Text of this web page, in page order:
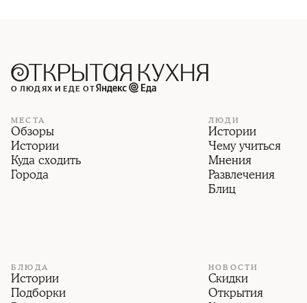
О ЛЮДЯХ И ЕДЕ ОТ
МЕСТА
Обзоры
Истории
Куда сходить
Города
ЛЮДИ
Истории
Чему учиться
Мнения
Развлечения
Блиц
БЛЮДА
Истории
Подборки
НОВОСТИ
Скидки
Открытия